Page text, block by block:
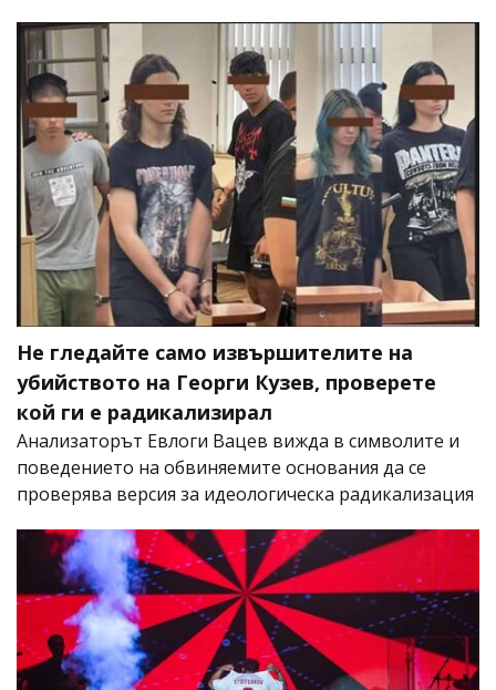
Не гледайте само извършителите на
убийството на Георги Кузев, проверете
кой ги е радикализирал
Анализаторът Евлоги Вацев вижда в символите и
поведението на обвиняемите основания да се
проверява версия за идеологическа радикализация